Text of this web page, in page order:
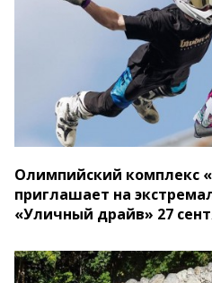
Олимпийский комплекс
приглашает на
«Уличный драйв» 27